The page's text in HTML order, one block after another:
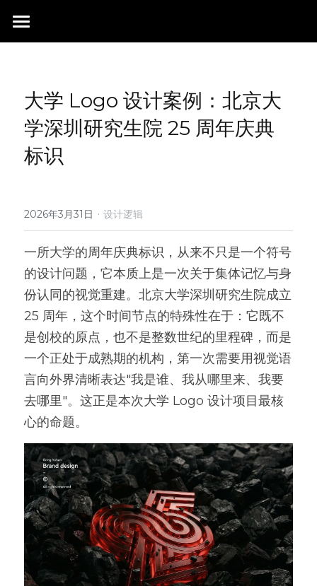
首页
同行赞誉
荣膺奖项
关于我们
联系我们
大学 Logo 设计案例：北京大
学深圳研究生院 25 周年庆典
标识
2026年3月31日 · 设计逻辑
一所大学的周年庆典标识，从来不只是一个符号
的设计问题，它本质上是一次关于集体记忆与身
份认同的视觉重建。北京大学深圳研究生院成立
25 周年，这个时间节点的特殊性在于：它既不
是创校的原点，也不是整数世纪的里程碑，而是
一个正处于成熟期的机构，第一次需要用视觉语
言向外界清晰表达"我是谁、我从哪里来、我要
去哪里"。这正是本次大学 Logo 设计项目最核
心的命题。